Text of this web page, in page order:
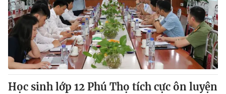
Học sinh lớp 12 Phú Thọ tích cực ôn luyện